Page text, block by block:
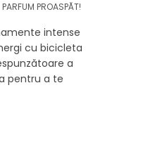
PROASPĂT!
intense
cu bicicleta
a
pentru a te
îngrijiți
să își